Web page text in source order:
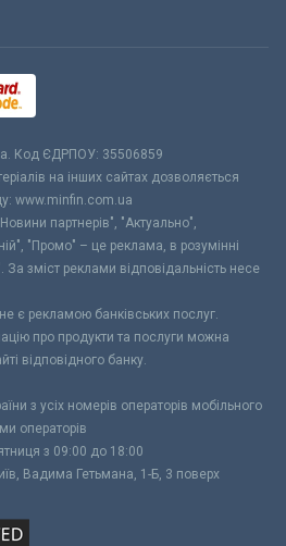
Код ЄДРПОУ: 35506859
на інших сайтах дозволяється
www.minfin.com.ua
партнерів", "Актуально",
"Промо" – це реклама, в розумінні
зміст реклами відповідальність несе
не є рекламою банківських послуг.
про продукти та послуги можна
відповідного банку.
з усіх номерів операторів мобільного
операторів
з 09:00 до 18:00
Вадима Гетьмана, 1-Б, 3 поверх